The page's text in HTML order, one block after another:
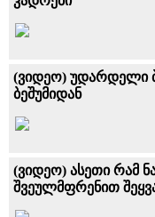
(ვიდეო) უდარდელი
ბეშუმიდან
(ვიდეო) ასეთი რამ
შვეულმფრენით